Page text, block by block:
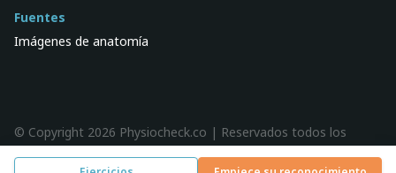
Fuentes
Imágenes de anatomía
© Copyright 2026 Physiocheck.co | Reservados todos los